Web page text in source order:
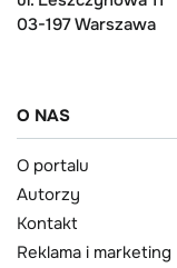
03-197 Warszawa
O NAS
O portalu
Autorzy
Kontakt
Reklama i marketing